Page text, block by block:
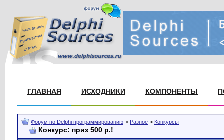
ГЛАВНАЯ ИСХОДНИКИ КОМПОНЕНТЫ
Форум по Delphi программированию > Разное > Конкурсы
Конкурс: приз 500 р.!